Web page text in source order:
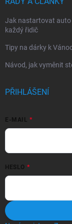
Jak nastartovat auto
každý řidič
Tipy na dárky k
Návod, jak vyměnit
PŘIHLÁŠENÍ
E-MAIL
HESLO